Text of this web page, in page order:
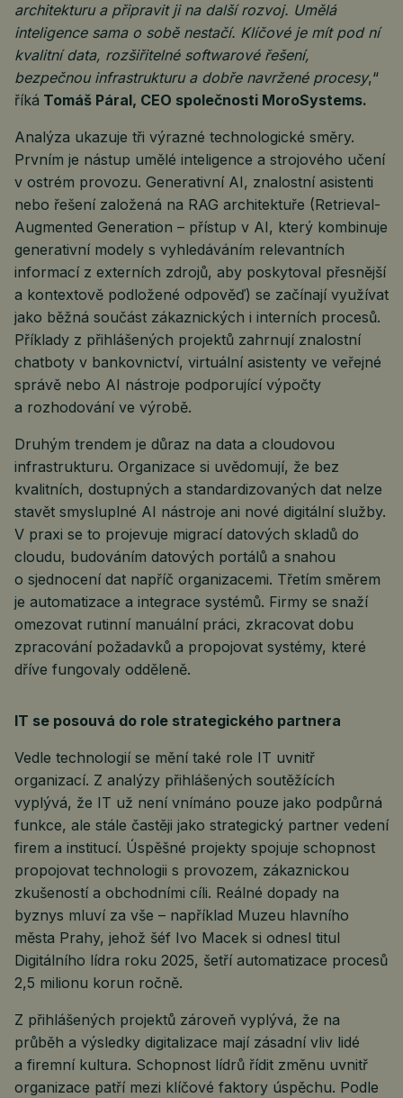
architekturu a připravit ji na další rozvoj. Umělá
inteligence sama o sobě nestačí. Klíčové je mít pod ní
kvalitní data, rozšiřitelné softwarové řešení,
bezpečnou infrastrukturu a dobře navržené procesy,“
říká Tomáš Páral, CEO společnosti MoroSystems.
Analýza ukazuje tři výrazné technologické směry.
Prvním je nástup umělé inteligence a strojového učení
v ostrém provozu. Generativní AI, znalostní asistenti
nebo řešení založená na RAG architektuře (Retrieval-
Augmented Generation – přístup v AI, který kombinuje
generativní modely s vyhledáváním relevantních
informací z externích zdrojů, aby poskytoval přesnější
a kontextově podložené odpověď) se začínají využívat
jako běžná součást zákaznických i interních procesů.
Příklady z přihlášených projektů zahrnují znalostní
chatboty v bankovnictví, virtuální asistenty ve veřejné
správě nebo AI nástroje podporující výpočty
a rozhodování ve výrobě.
Druhým trendem je důraz na data a cloudovou
infrastrukturu. Organizace si uvědomují, že bez
kvalitních, dostupných a standardizovaných dat nelze
stavět smysluplné AI nástroje ani nové digitální služby.
V praxi se to projevuje migrací datových skladů do
cloudu, budováním datových portálů a snahou
o sjednocení dat napříč organizacemi. Třetím směrem
je automatizace a integrace systémů. Firmy se snaží
omezovat rutinní manuální práci, zkracovat dobu
zpracování požadavků a propojovat systémy, které
dříve fungovaly odděleně.
IT se posouvá do role strategického partnera
Vedle technologií se mění také role IT uvnitř
organizací. Z analýzy přihlášených soutěžících
vyplývá, že IT už není vnímáno pouze jako podpůrná
funkce, ale stále častěji jako strategický partner vedení
firem a institucí. Úspěšné projekty spojuje schopnost
propojovat technologii s provozem, zákaznickou
zkušeností a obchodními cíli. Reálné dopady na
byznys mluví za vše – například Muzeu hlavního
města Prahy, jehož šéf Ivo Macek si odnesl titul
Digitálního lídra roku 2025, šetří automatizace procesů
2,5 milionu korun ročně.
Z přihlášených projektů zároveň vyplývá, že na
průběh a výsledky digitalizace mají zásadní vliv lidé
a firemní kultura. Schopnost lídrů řídit změnu uvnitř
organizace patří mezi klíčové faktory úspěchu. Podle